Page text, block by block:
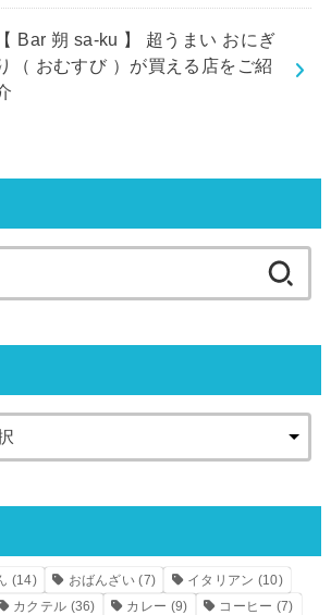
【 Bar 朔 sa-ku 】 超うまい おにぎ
（ おむすび ）が買える店をご紹
索:
(14) おばんざい (7) イタリアン (10)
カクテル (36) カレー (9) コーヒー (7)